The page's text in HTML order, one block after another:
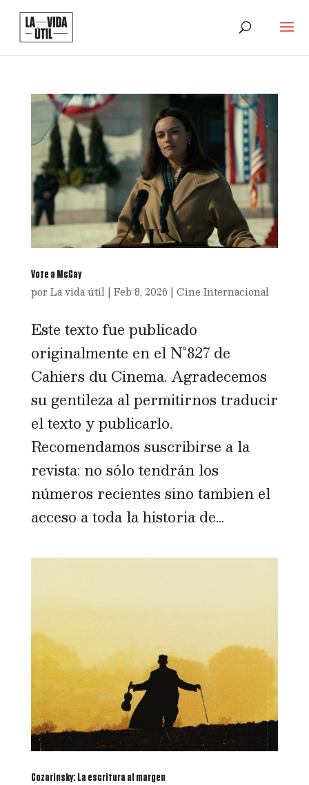
Vote a McCay
por La vida útil| Feb 8, 2026 | Cine Internacional
Este texto fue publicado
originalmente en el N°827 de
Cahiers du Cinema. Agradecemos
su gentileza al permitirnos traducir
el texto y publicarlo.
Recomendamos suscribirse a la
revista: no sólo tendrán los
números recientes sino tambien el
acceso a toda la historia de...
Cozarinsky: La escritura al margen